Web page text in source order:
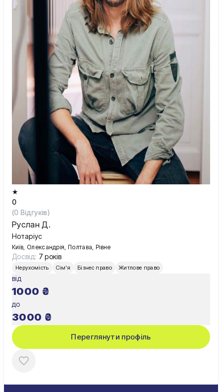
★
0
(0 Відгуків)
Руслан Д.
Нотаріус
Київ, Олександрія, Полтава, Рівне
Досвід: 7 років
Нерухомість Сім'я Бізнес право Житлове право
від
1000 ₴
до
3000 ₴
Переглянути профіль